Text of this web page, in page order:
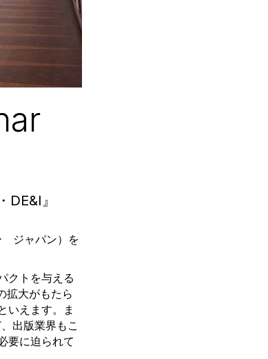
』
ジャパン）を
クトを与える
拡大がもたら
いえます。ま
出版業界もこ
要に迫られて